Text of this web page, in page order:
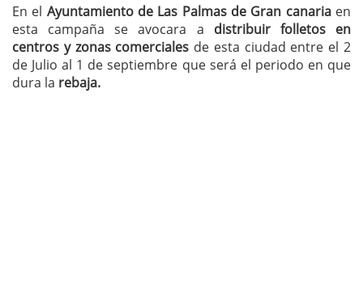
En el Ayuntamiento de Las Palmas de Gran canariaen
esta campaña se avocara a distribuir folletos en
centros y zonas comerciales de esta ciudad entre el 2
de Julio al 1 de septiembre que será el periodo en que
dura la rebaja.